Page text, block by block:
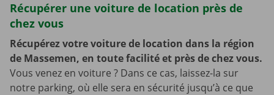
Récupérer une voiture de location près de
chez vous
Récupérez votre voiture de location dans la région
de Massemen, en toute facilité et près de chez vous.
Vous venez en voiture ? Dans ce cas, laissez-la sur
notre parking, où elle sera en sécurité jusqu’à ce que